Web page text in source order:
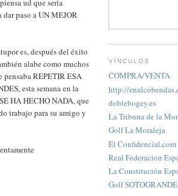
ud que seria
paso a UN MEJOR
es, después del éxito
alabe como muchos
pensaba REPETIR ESA
esta semana en la
HA HECHO NADA, que
trabajo para su amigo y
VÍNCULOS
COMPRA/VENTA
http://
doblebogey.es
La Tribuna de la
Golf La Moraleja
El Confidencial.com
Real Federacion
La Constitución
Golf